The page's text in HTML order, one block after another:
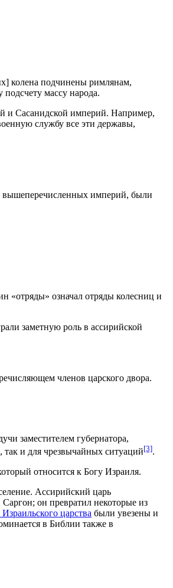
колена подчинены римлянам,
массу народа.
и Сасанидской империй. Например,
службу все эти державы,
вышеперечисленных империй, были
«отряды» означал отряды колесниц и
заметную роль в ассирийской
членов царского двора.
заместителем губернатора,
так и для чрезвычайных ситуаций[3].
относится к Богу Израиля.
Ассирийский царь
он превратил некоторые из
царства были увезены и
в Библии также в